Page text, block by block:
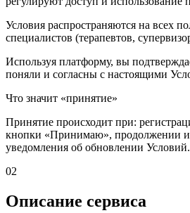
Условия распространяются на всех
специалистов (терапевтов,
Используя платформу, вы
поняли и согласны с настоящими
Что значит «принятие»
Принятие происходит при:
кнопки «Принимаю», продолжении
уведомления об обновлении Условий.
02
Описание сервиса